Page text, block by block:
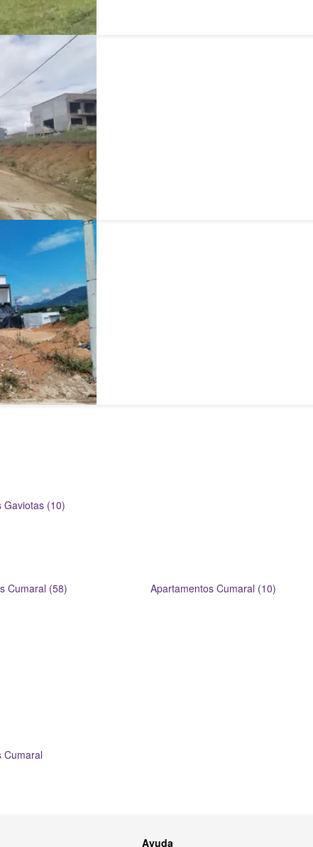
Gaviotas (10)
Cumaral (58) Apartamentos Cumaral (10)
Cumaral
Ayuda